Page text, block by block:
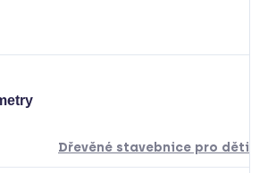
Dřevěné stavebnice pro děti